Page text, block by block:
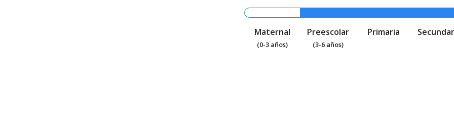
Maternal
(0-3 años)
Preescolar
(3-6 años)
Primaria